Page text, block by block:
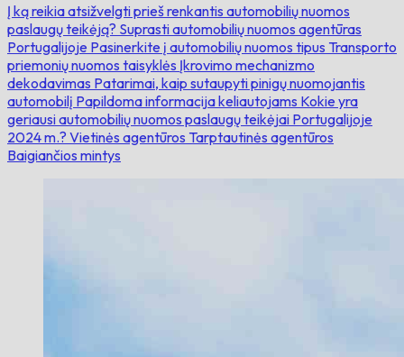
Į ką reikia atsižvelgti prieš renkantis automobilių nuomos
paslaugų teikėją? Suprasti automobilių nuomos agentūras
Portugalijoje Pasinerkite į automobilių nuomos tipus Transporto
priemonių nuomos taisyklės Įkrovimo mechanizmo
dekodavimas Patarimai, kaip sutaupyti pinigų nuomojantis
automobilį Papildoma informacija keliautojams Kokie yra
geriausi automobilių nuomos paslaugų teikėjai Portugalijoje
2024 m.? Vietinės agentūros Tarptautinės agentūros
Baigiančios mintys